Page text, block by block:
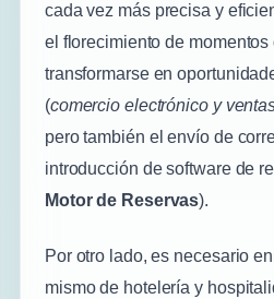
cada vez más precisa y
el florecimiento de momentos
transformarse en
(comercio electrónico y
pero también el envío de
introducción de software de
Motor de Reservas).
Por otro lado, es necesario
mismo de hotelería y